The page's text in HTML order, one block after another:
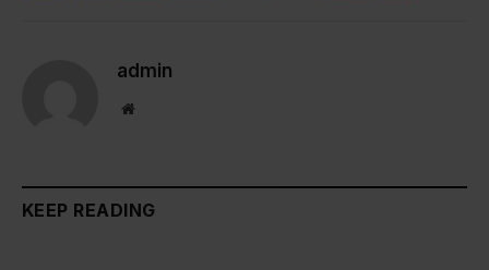
admin
Website
KEEP READING